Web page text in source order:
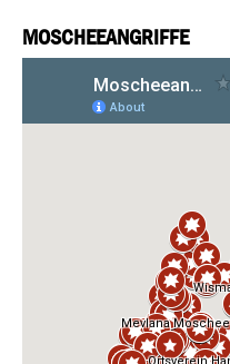
MOSCHEEANGRIFFE